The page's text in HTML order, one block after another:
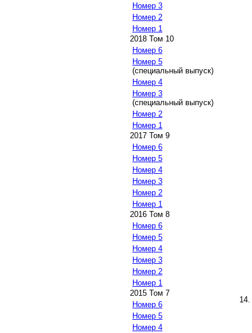
Номер 3
Номер 2
Номер 1
2018 Том 10
Номер 6
Номер 5
(специальный выпуск)
Номер 4
Номер 3
(специальный выпуск)
Номер 2
Номер 1
2017 Том 9
Номер 6
Номер 5
Номер 4
Номер 3
Номер 2
Номер 1
2016 Том 8
Номер 6
Номер 5
Номер 4
Номер 3
Номер 2
Номер 1
2015 Том 7
Номер 6
Номер 5
Номер 4